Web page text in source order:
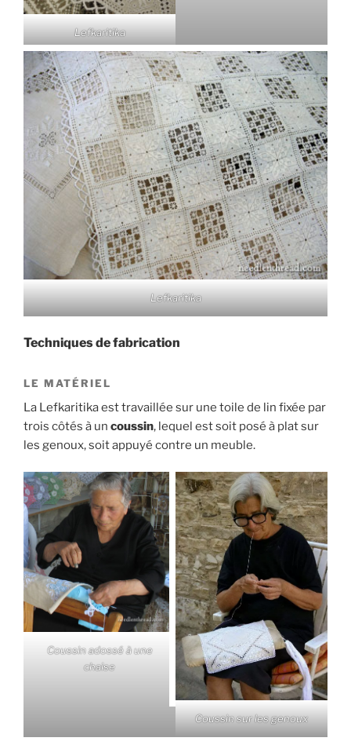
Lefkaritika
Lefkaritika
Techniques de fabrication
LE MATÉRIEL
La Lefkaritika est travaillée sur une toile de lin fixée par
trois côtés à un coussin, lequel est soit posé à plat sur
les genoux, soit appuyé contre un meuble.
Coussin adossé à une
chaise
Coussin sur les genoux